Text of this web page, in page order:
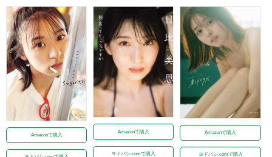
Amazonで購入
Amazonで購入
ヨドバシ.comで購入
Amazonで購入
ヨドバシ.comで購入